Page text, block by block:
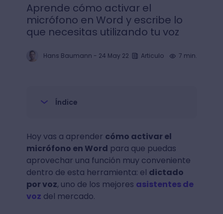
Aprende cómo activar el
micrófono en Word y escribe lo
que necesitas utilizando tu voz
Hans Baumann - 24 May 22 Articulo 7 min.
Índice
Hoy vas a aprender cómo activar el
micrófono en Word para que puedas
aprovechar una función muy conveniente
dentro de esta herramienta: el dictado
por voz, uno de los mejores asistentes de
voz del mercado.